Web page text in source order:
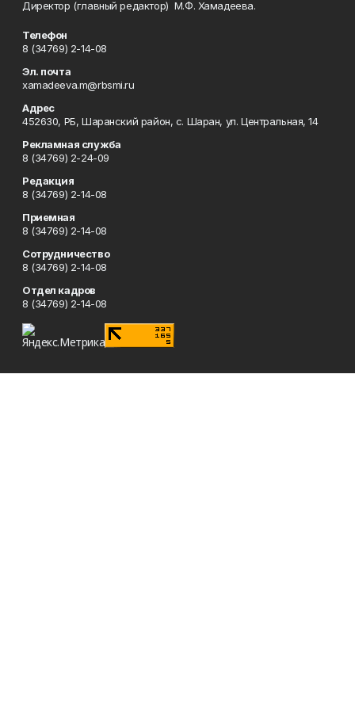
Директор (главный редактор) М.Ф. Хамадеева.
Телефон
8 (34769) 2-14-08
Эл. почта
xamadeeva.m@rbsmi.ru
Адрес
452630, РБ, Шаранский район, с. Шаран, ул. Центральная, 14
Рекламная служба
8 (34769) 2-24-09
Редакция
8 (34769) 2-14-08
Приемная
8 (34769) 2-14-08
Сотрудничество
8 (34769) 2-14-08
Отдел кадров
8 (34769) 2-14-08